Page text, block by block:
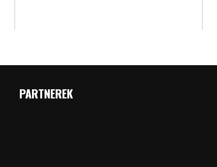
PARTNEREK